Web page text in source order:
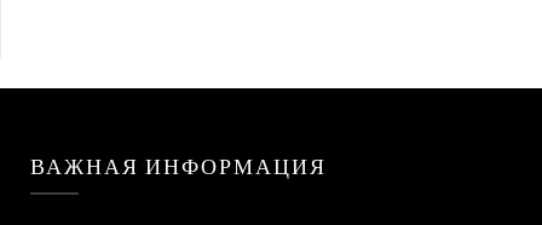
ВАЖНАЯ ИНФОРМАЦИЯ